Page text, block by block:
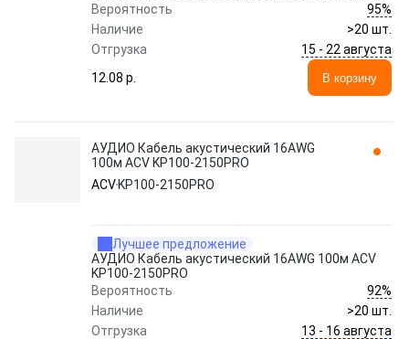
Вероятность
95%
Наличие
>20 шт.
Отгрузка
15 - 22 августа
12.08 p.
В корзину
АУДИО Кабель акустический 16AWG
100м ACV KP100-2150PRO
ACV KP100-2150PRO
Лучшее предложение
АУДИО Кабель акустический 16AWG 100м ACV
KP100-2150PRO
Вероятность
92%
Наличие
>20 шт.
Отгрузка
13 - 16 августа